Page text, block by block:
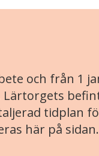
och från 1
tidplan
här på sidan.